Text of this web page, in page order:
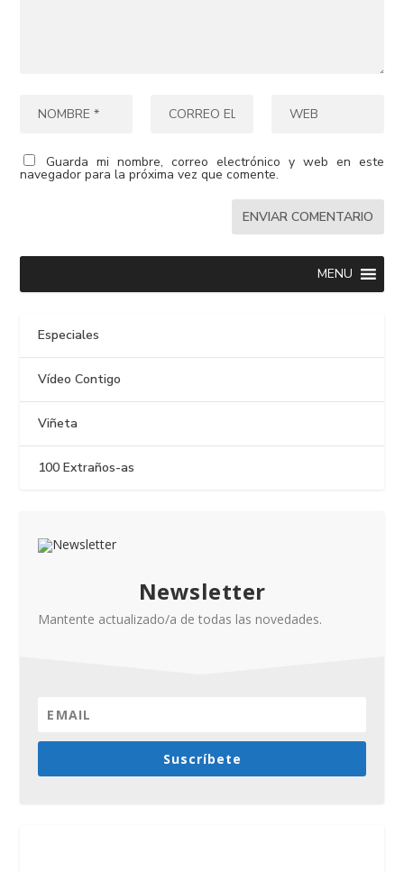
Guarda mi nombre, correo electrónico y web en este
navegador para la próxima vez que comente.
MENU
Especiales
Vídeo Contigo
Viñeta
100 Extraños-as
Newsletter
Mantente actualizado/a de todas las novedades.
Suscríbete